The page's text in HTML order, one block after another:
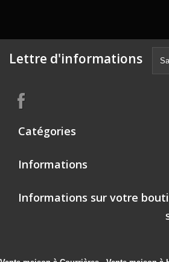
Lettre d'informations
Catégories
Informations
Informations sur votre